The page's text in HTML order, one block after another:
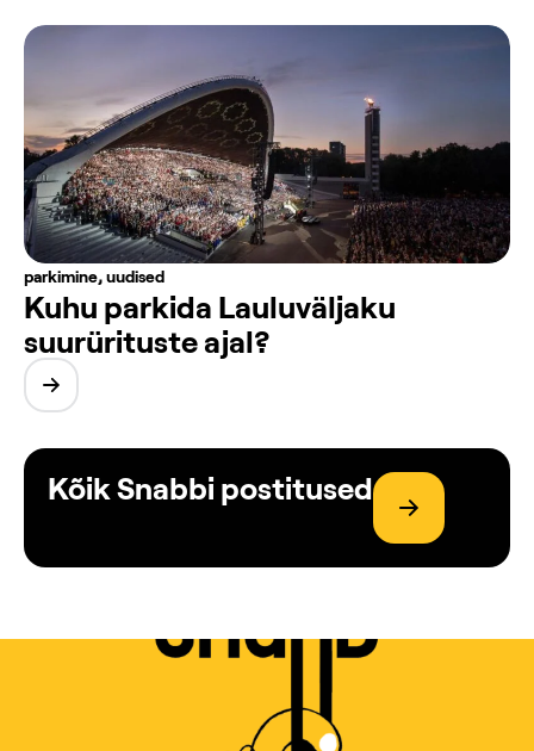
parkimine,uudised
Kuhu parkida Lauluväljaku
suurürituste ajal?
Kõik Snabbi postitused